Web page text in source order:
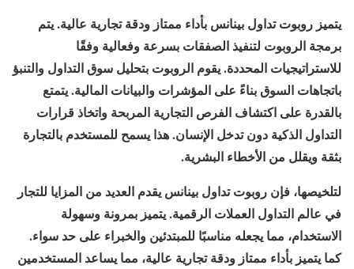
يتميز روبوت تداول بينانس بأداء ممتاز ودقة تجارية عالية. يتم
برمجة الروبوت لتنفيذ الصفقات بسرعة وفعالية وفقًا
للاستراتيجيات المحددة. يقوم الروبوت بتحليل سوق التداول والتنبؤ
باتجاهات السوق بناءً على المؤشرات والبيانات المالية. يتمتع
بالقدرة على اكتشاف الفرص التجارية المربحة واتخاذ قرارات
التداول الذكية دون تدخل الإنسان. هذا يسمح للمستخدم بالتجارة
بثقة ويقلل من الأخطاء البشرية.
لتلخيصها، فإن روبوت تداول بينانس يقدم العديد من المزايا للتجار
في عالم التداول العملات الرقمية. يتميز بمرونة وسهولة
الاستخدام، مما يجعله مناسبًا للمبتدئين والخبراء على حد سواء.
كما يتميز بأداء ممتاز ودقة تجارية عالية، مما يساعد المستخدمين